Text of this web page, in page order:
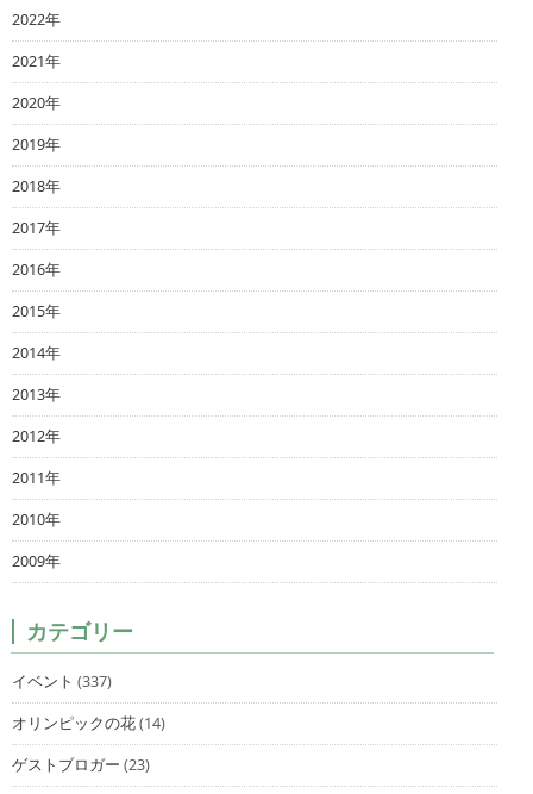
2022年
2021年
2020年
2019年
2018年
2017年
2016年
2015年
2014年
2013年
2012年
2011年
2010年
2009年
カテゴリー
イベント (337)
オリンピックの花(14)
ゲストブロガー (23)